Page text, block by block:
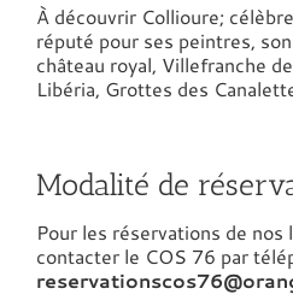
À découvrir Collioure;
réputé pour ses peintres,
château royal, Villefranche
Libéria, Grottes des
Modalité de
Pour les réservations de nos
contacter le COS 76 par